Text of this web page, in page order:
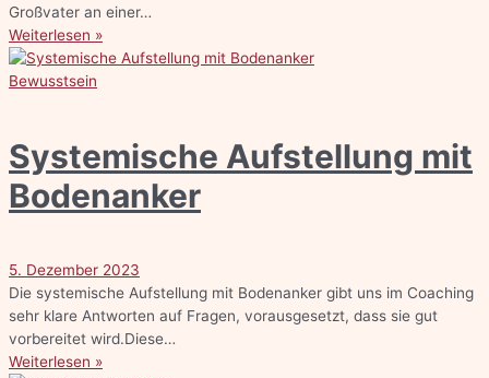
Großvater an einer…
Weiterlesen »
Bewusstsein
Systemische Aufstellung mit
Bodenanker
5. Dezember 2023
Die systemische Aufstellung mit Bodenanker gibt uns im Coaching
sehr klare Antworten auf Fragen, vorausgesetzt, dass sie gut
vorbereitet wird.Diese…
Weiterlesen »